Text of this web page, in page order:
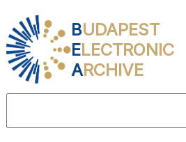
BUDAPEST
ELECTRONIC
ARCHIVE